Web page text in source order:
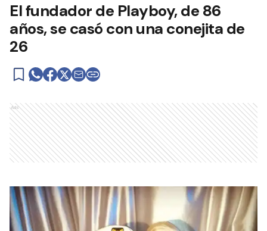
El fundador de Playboy, de 86
años, se casó con una conejita de
26
Ads